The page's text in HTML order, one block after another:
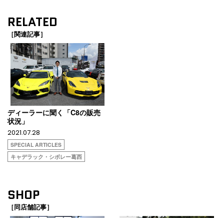
RELATED
［関連記事］
ディーラーに聞く「C8の販売
状況」
2021.07.28
SPECIAL ARTICLES
キャデラック・シボレー葛西
SHOP
［同店舗記事］